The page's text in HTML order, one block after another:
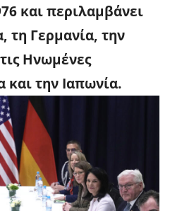
και περιλαμβάνει
τη Γερμανία, την
Ηνωμένες
και την Ιαπωνία.